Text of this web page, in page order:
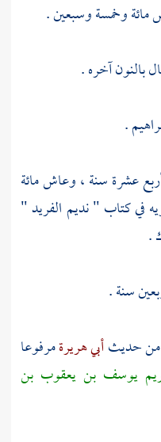
مائة وخمسة وسبعين .
بالنون آخره .
.
عشرة سنة ، وعاش مائة
في كتاب " نديم الفريد "
.
سنة .
من حديثأبي هريرةمرفوعا
يوسف بن يعقوب بن